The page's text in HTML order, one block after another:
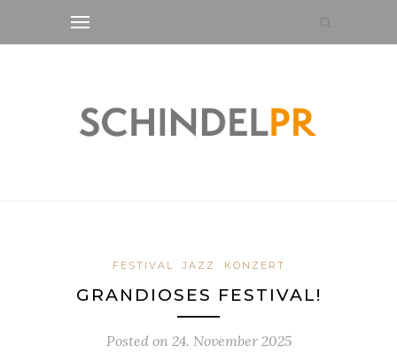
FESTIVAL JAZZ KONZERT
GRANDIOSES FESTIVAL!
Posted on 24. November 2025